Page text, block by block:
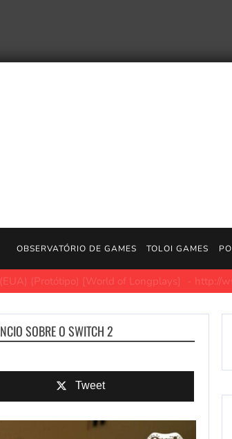
OBSERVATÓRIO DE GAMES TOLOI GAMES
| Jogos PS5 https://store.playstation.com/
SOBRE O SWITCH 2
Tweet